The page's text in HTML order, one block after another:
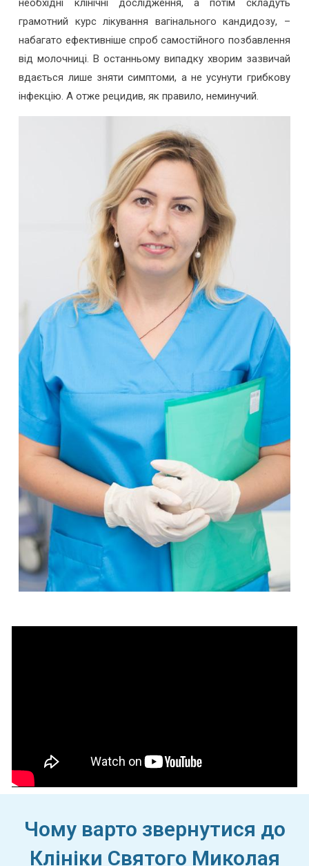
необхідні клінічні дослідження, а потім складуть
грамотний курс лікування вагінального кандидозу, –
набагато ефективніше спроб самостійного позбавлення
від молочниці. В останньому випадку хворим зазвичай
вдається лише зняти симптоми, а не усунути грибкову
інфекцію. А отже рецидив, як правило, неминучий.
Чому варто звернутися до
Клініки Святого Миколая